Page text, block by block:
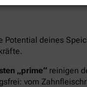
Potential deines
„prime“ reinigen
vom